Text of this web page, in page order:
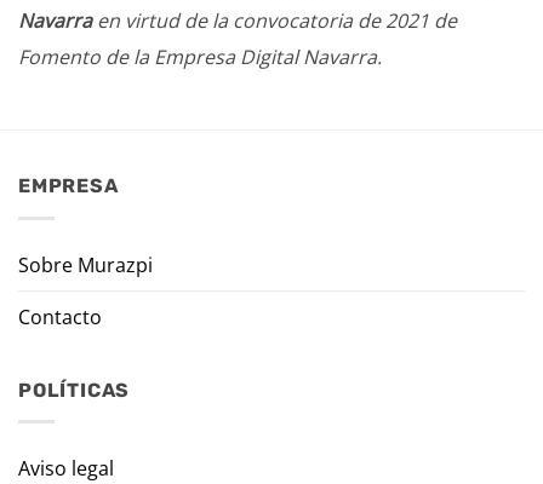
Navarraen virtud de la convocatoria de 2021 de
Fomento de la Empresa Digital Navarra.
EMPRESA
Sobre Murazpi
Contacto
POLÍTICAS
Aviso legal